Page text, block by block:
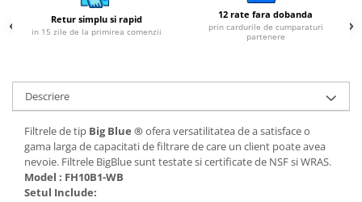
Retur simplu si rapid
in 15 zile de la primirea comenzii
12 rate fara dobanda
prin cardurile de cumparaturi
partenere
Descriere
Filtrele de tip Big Blue ®ofera versatilitatea de a satisface o
gama larga de capacitati de filtrare de care un client poate avea
nevoie. Filtrele BigBlue sunt testate si certificate de NSF si WRAS.
Model : FH10B1-WB
Setul Include: